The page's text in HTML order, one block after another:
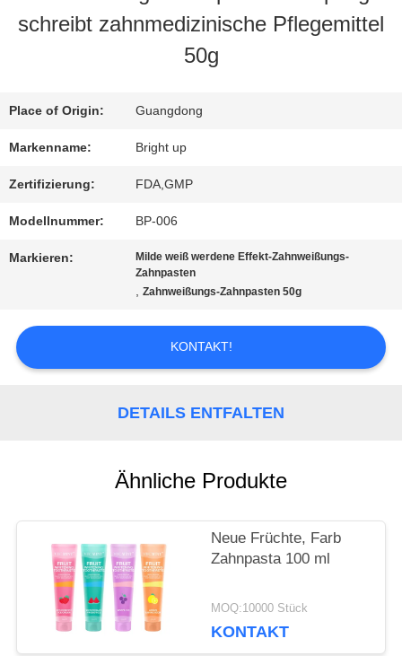
AUSFLUG
QUALITÄTSKONTROLLE
VERBINDUNG
FORDERN
ZITAT
SEITENVERZEICHNIS
schreibt zahnmedizinische Pflegemittel
50g
Place of Origin: Guangdong
Markenname: Bright up
Zertifizierung: FDA,GMP
Modellnummer: BP-006
Markieren:
Milde weiß werdene Effekt-Zahnweißungs-
Zahnpasten
,Zahnweißungs-Zahnpasten 50g
KONTAKT!
DETAILS ENTFALTEN
Ähnliche Produkte
Neue Früchte, Farb
Zahnpasta 100 ml
MOQ:10000 Stück
KONTAKT